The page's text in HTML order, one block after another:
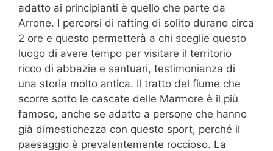
adatto ai principianti è quello che parte da
Arrone. I percorsi di rafting di solito durano circa
2 ore e questo permetterà a chi sceglie questo
luogo di avere tempo per visitare il territorio
ricco di abbazie e santuari, testimonianza di
una storia molto antica. Il tratto del fiume che
scorre sotto le cascate delle Marmore è il più
famoso, anche se adatto a persone che hanno
già dimestichezza con questo sport, perché il
paesaggio è prevalentemente roccioso. La